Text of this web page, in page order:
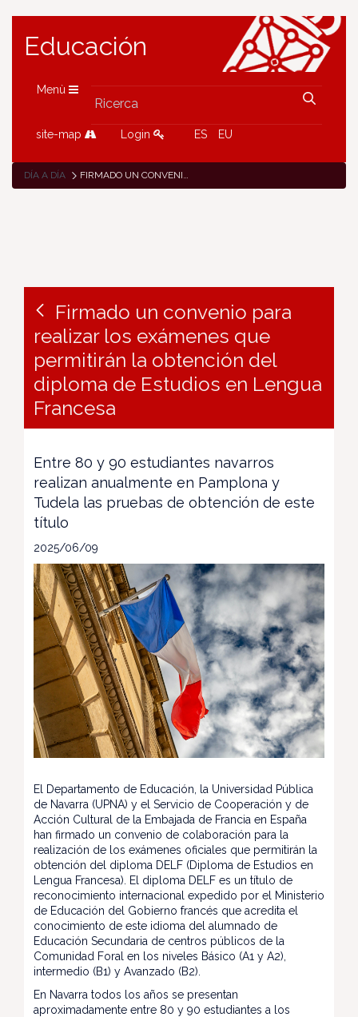
Educación
Menù
site-map Login ES EU
DÍA A DÍA FIRMADO UN CONVENIO PARA REALIZAR LOS EXÁMENES QUE PERMITIRÁN LA OBTENCIÓN DEL DIPLOMA DE ESTUDIOS EN LENGUA FRANCESA
Firmado un convenio para
realizar los exámenes que
permitirán la obtención del
diploma de Estudios en Lengua
Francesa
Entre 80 y 90 estudiantes navarros
realizan anualmente en Pamplona y
Tudela las pruebas de obtención de este
título
2025/06/09
El Departamento de Educación, la Universidad Pública
de Navarra (UPNA) y el Servicio de Cooperación y de
Acción Cultural de la Embajada de Francia en España
han firmado un convenio de colaboración para la
realización de los exámenes oficiales que permitirán la
obtención del diploma DELF (Diploma de Estudios en
Lengua Francesa). El diploma DELF es un título de
reconocimiento internacional expedido por el Ministerio
de Educación del Gobierno francés que acredita el
conocimiento de este idioma del alumnado de
Educación Secundaria de centros públicos de la
Comunidad Foral en los niveles Básico (A1 y A2),
intermedio (B1) y Avanzado (B2).
En Navarra todos los años se presentan
aproximadamente entre 80 y 90 estudiantes a los